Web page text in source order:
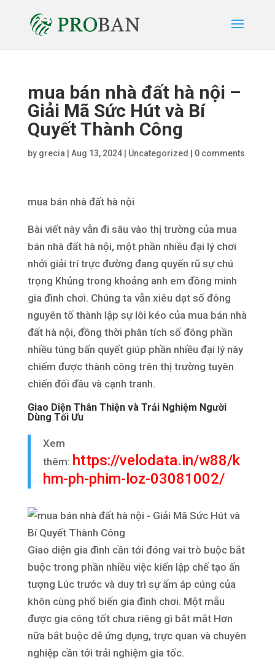
mua bán nhà đất hà nội –
Giải Mã Sức Hút và Bí
Quyết Thành Công
by grecia Aug 13, 2024| Uncategorized 0 comments
mua bán nhà đất hà nội
Bài viết này vẫn đi sâu vào thị trường của mua
bán nhà đất hà nội, một phần nhiều đại lý chơi
nhởi giải trí trực đường đang quyến rũ sự chú
trọng Khủng trong khoảng anh em đồng minh
gia đình chơi. Chúng ta vẫn xiêu dạt số đông
nguyên tố thành lập sự lôi kéo của mua bán nhà
đất hà nội, đồng thời phân tích số đông phần
nhiều túng bấn quyết giúp phần nhiều đại lý này
chiếm được thành công trên thị trường tuyên
chiến đối đầu và cạnh tranh.
Giao Diện Thân Thiện và Trải Nghiệm Người
Dùng Tối Ưu
Xem
thêm: https://velodata.in/w88/k
hm-ph-phim-loz-03081002/
Giao diện gia đình cần tới đóng vai trò buộc bắt
buộc trong phần nhiều việc kiến lập chế tạo ấn
tượng Lúc trước và duy trì sự ấm áp cúng của
khôn cùng phổ biến gia đình chơi. Một mẫu
được gia công tốt chưa riêng gì bắt mắt Hơn
nữa bắt buộc dễ ứng dụng, trực quan và chuyên
nghiệp cần tới trải nghiệm gia tốc.